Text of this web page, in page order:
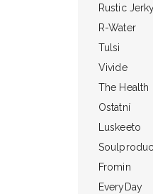
Rustic
R-Water
Tulsi
Vivide
The Health
Ostatní
Luskeeto
Fromin
EveryDay